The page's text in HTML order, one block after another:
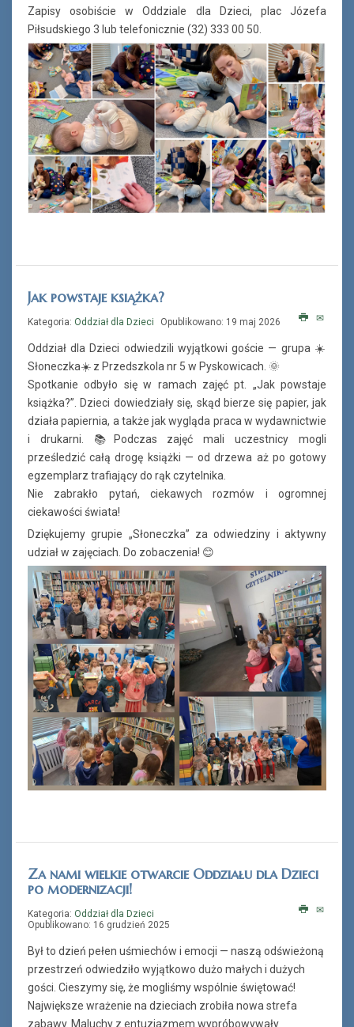
Zapisy osobiście w Oddziale dla Dzieci, plac Józefa
Piłsudskiego 3 lub telefonicznie (32) 333 00 50.
Jak powstaje książka?
Kategoria: Oddział dla Dzieci Opublikowano: 19 maj 2026
Oddział dla Dzieci odwiedzili wyjątkowi goście — grupa ☀️
Słoneczka☀️ z Przedszkola nr 5 w Pyskowicach. 🌞
Spotkanie odbyło się w ramach zajęć pt. „Jak powstaje
książka?”. Dzieci dowiedziały się, skąd bierze się papier, jak
działa papiernia, a także jak wygląda praca w wydawnictwie
i drukarni. 📚Podczas zajęć mali uczestnicy mogli
prześledzić całą drogę książki — od drzewa aż po gotowy
egzemplarz trafiający do rąk czytelnika.
Nie zabrakło pytań, ciekawych rozmów i ogromnej
ciekawości świata!
Dziękujemy grupie „Słoneczka” za odwiedziny i aktywny
udział w zajęciach. Do zobaczenia! 😊
Za nami wielkie otwarcie Oddziału dla Dzieci
po modernizacji!
Kategoria: Oddział dla Dzieci
Opublikowano: 16 grudzień 2025
Był to dzień pełen uśmiechów i emocji — naszą odświeżoną
przestrzeń odwiedziło wyjątkowo dużo małych i dużych
gości. Cieszymy się, że mogliśmy wspólnie świętować!
Największe wrażenie na dzieciach zrobiła nowa strefa
zabawy. Maluchy z entuzjazmem wypróbowywały